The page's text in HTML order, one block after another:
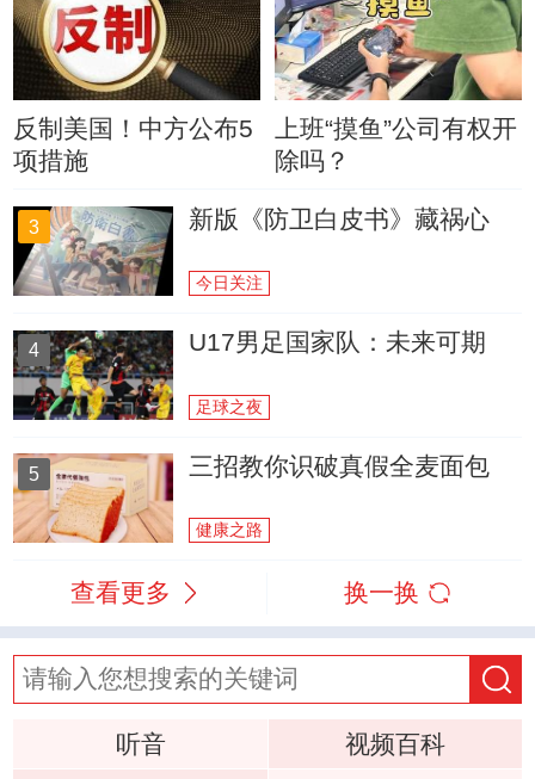
反制美国！中方公布5
项措施
上班“摸鱼”公司有权开
除吗？
3 新版《防卫白皮书》藏祸心
今日关注
4 U17男足国家队：未来可期
足球之夜
5 三招教你识破真假全麦面包
健康之路
查看更多 换一换
听音
视频百科